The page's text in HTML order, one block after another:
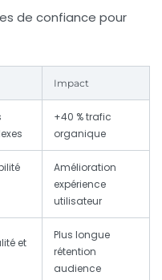
de confiance pour
Impact
+40 % trafic
organique
Amélioration
expérience
utilisateur
et
Plus longue
rétention
audience